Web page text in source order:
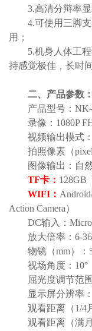
3.高清分辩率
4.可使用三脚
用；
5.机身人体工
持感觉极佳，长时
二、产品参数：
产品型号：
录像：1080P
视频输出模式
拍照像素（
图像输出：自
TF卡： 128GB
WIFI ：
Action Camera）
DC输入：
放大倍率：6-
物镜（mm）：
视场角度：10°
屈光度调节范
显示屏分辨率
观看距离（1/4
观看距离（满